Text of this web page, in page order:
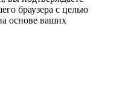
браузера с целью
основе ваших